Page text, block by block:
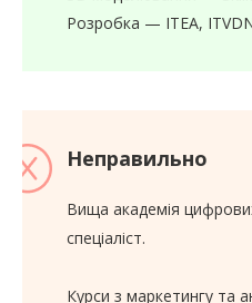
Розробка — ITEA,
Неправильно
Вища академія
спеціаліст.
Курси з маркетингу та